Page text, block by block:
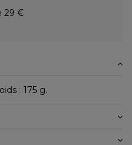
29 €
: 175 g.